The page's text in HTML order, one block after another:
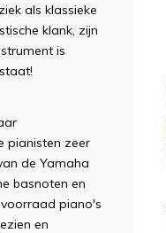
als klassieke
klank, zijn
is
pianisten zeer
de Yamaha
basnoten en
piano's
en